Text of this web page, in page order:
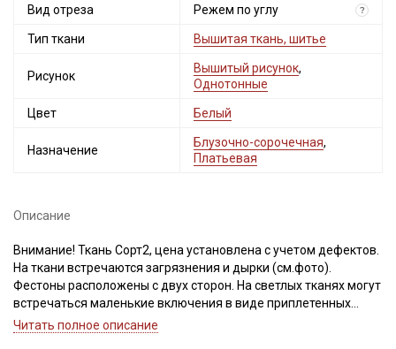
Вид отреза Режем по углу ?
Тип ткани Вышитая ткань, шитье
Рисунок
Вышитый рисунок,
Однотонные
Цвет Белый
Назначение
Блузочно-сорочечная,
Платьевая
Описание
Внимание! Ткань Сорт2, цена установлена с учетом дефектов.
На ткани встречаются загрязнения и дырки (см.фото).
Фестоны расположены с двух сторон. На светлых тканях могут
встречаться маленькие включения в виде приплетенных
пылинок (длиной до 1см), единичные (на более 6 см в длину)
Читать полное описание